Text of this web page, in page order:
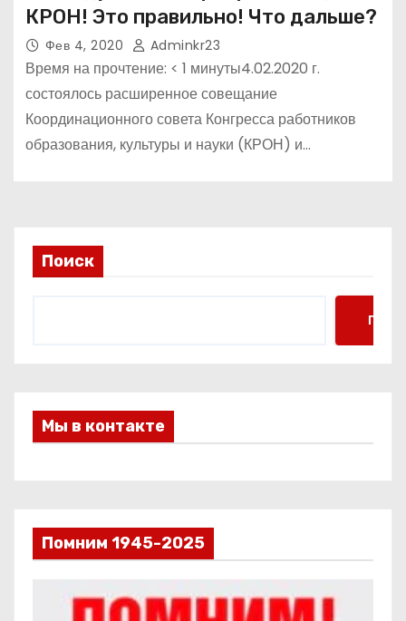
КРОН! Это правильно! Что дальше?
Фев 4, 2020 Adminkr23
Время на прочтение: < 1 минуты4.02.2020 г.
состоялось расширенное совещание
Координационного совета Конгресса работников
образования, культуры и науки (КРОН) и…
Поиск
Поиск
Мы в контакте
Помним 1945-2025